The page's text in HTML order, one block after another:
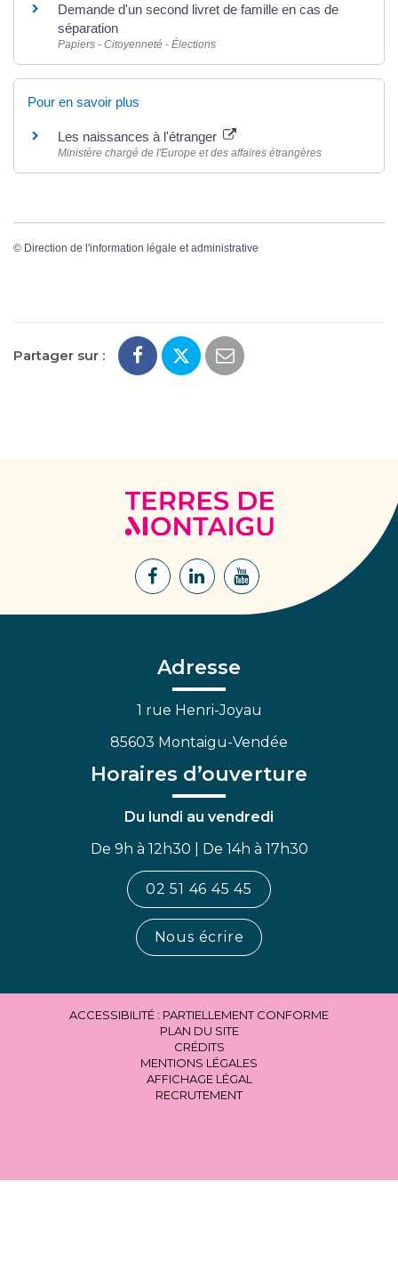
Demande d'un second livret de famille en cas de
séparation
Papiers - Citoyenneté - Élections
Pour en savoir plus
Les naissances à l'étranger
Ministère chargé de l'Europe et des affaires étrangères
© Direction de l'information légale et administrative
Partager sur :
Terres
de
Montaigu
Lien
Facebook
Lien
Lien
Adresse
1 rue Henri-Joyau
85603 Montaigu-Vendée
Horaires d’ouverture
Du lundi au vendredi
De 9h à 12h30 | De 14h à 17h30
02 51 46 45 45
Nous écrire
ACCESSIBILITÉ : PARTIELLEMENT CONFORME
PLAN DU SITE
CRÉDITS
MENTIONS LÉGALES
AFFICHAGE LÉGAL
RECRUTEMENT